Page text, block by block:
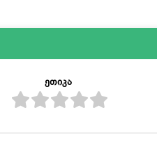
ეთიკა